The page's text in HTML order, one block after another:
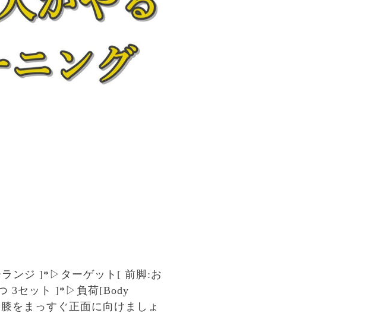
ンジ ]*▷ターゲット[ 前脚:お
3セット ]*▷負荷[Body
をまっすぐ正面に向けましょ